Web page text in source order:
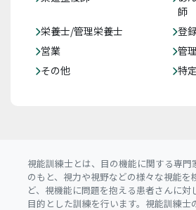
師
栄養士/管理栄養士
登
営業
管
その他
特
視能訓練士とは、目の機能に関する専門
のもと、視力や視野などの様々な視能を
ど、視機能に問題を抱える患者さんに対
目的とした訓練を行います。視能訓練士